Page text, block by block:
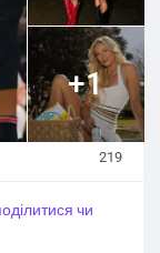
Sports
моделі
доларів.
ніж за годину
в середньому
за матч.
+1
219
чи